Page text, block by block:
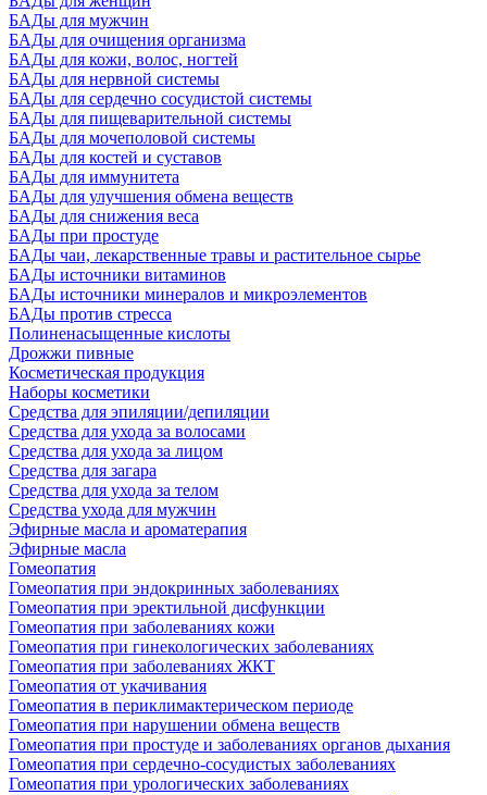
БАДы для мужчин
БАДы для очищения организма
БАДы для кожи, волос, ногтей
БАДы для нервной системы
БАДы для сердечно сосудистой системы
БАДы для пищеварительной системы
БАДы для мочеполовой системы
БАДы для костей и суставов
БАДы для иммунитета
БАДы для улучшения обмена веществ
БАДы для снижения веса
БАДы при простуде
БАДы чаи, лекарственные травы и растительное сырье
БАДы источники витаминов
БАДы источники минералов и микроэлементов
БАДы против стресса
Полиненасыщенные кислоты
Дрожжи пивные
Косметическая продукция
Наборы косметики
Средства для эпиляции/депиляции
Средства для ухода за волосами
Средства для ухода за лицом
Средства для загара
Средства для ухода за телом
Средства ухода для мужчин
Эфирные масла и ароматерапия
Эфирные масла
Гомеопатия
Гомеопатия при эндокринных заболеваниях
Гомеопатия при эректильной дисфункции
Гомеопатия при заболеваниях кожи
Гомеопатия при гинекологических заболеваниях
Гомеопатия при заболеваниях ЖКТ
Гомеопатия от укачивания
Гомеопатия в периклимактерическом периоде
Гомеопатия при нарушении обмена веществ
Гомеопатия при простуде и заболеваниях органов дыхания
Гомеопатия при сердечно-сосудистых заболеваниях
Гомеопатия при урологических заболеваниях